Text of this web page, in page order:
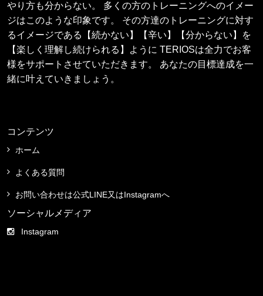
やり方も分からない。 多くの方のトレーニングへのイメー
ジはこのような印象です。 その方達のトレーニングに対す
るイメージである【続かない】【辛い】【分からない】を
【楽しく理解し続けられる】ように TERIOSは全力でお客
様をサポートさせていただきます。 あなたの目標達成を一
緒に叶えていきましょう。
コンテンツ
ホーム
よくある質問
お問い合わせは公式LINE又はInstagramへ
ソーシャルメディア
Instagram